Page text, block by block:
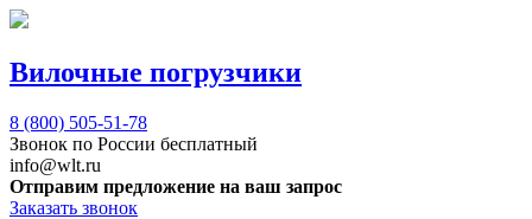
Вилочные погрузчики
8 (800) 505-51-78
Звонок по России бесплатный
info@wlt.ru
Отправим предложение на ваш запрос
Заказать звонок